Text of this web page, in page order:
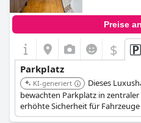
Preise
$
Parkplatz
KI-generiert
Dieses
bewachten Parkplatz in
erhöhte Sicherheit für
den Sehenswürdigkeiten der